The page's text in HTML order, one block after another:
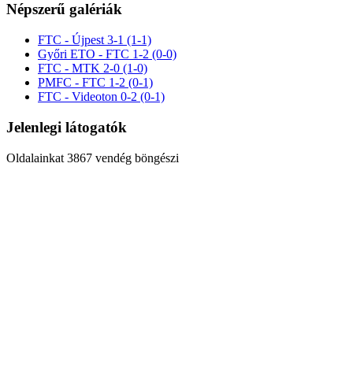
Népszerű galériák
FTC - Újpest 3-1 (1-1)
Győri ETO - FTC 1-2 (0-0)
FTC - MTK 2-0 (1-0)
PMFC - FTC 1-2 (0-1)
FTC - Videoton 0-2 (0-1)
Jelenlegi látogatók
Oldalainkat 3867 vendég böngészi